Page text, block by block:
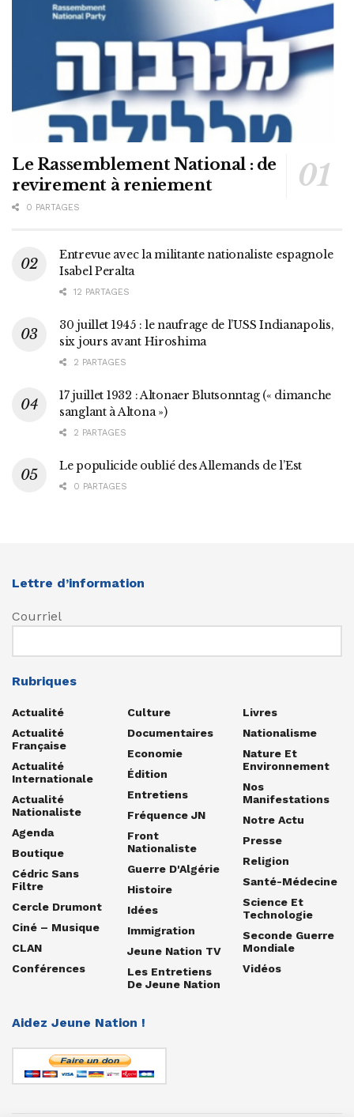
Le Rassemblement National : de
revirement à reniement
0 PARTAGES
Entrevue avec la militante nationaliste espagnole
Isabel Peralta
12 PARTAGES
30 juillet 1945 : le naufrage de l’USS Indianapolis,
six jours avant Hiroshima
2 PARTAGES
17 juillet 1932 : Altonaer Blutsonntag (« dimanche
sanglant à Altona »)
2 PARTAGES
Le populicide oublié des Allemands de l’Est
0 PARTAGES
Lettre d’information
Courriel
Rubriques
Actualité
Actualité
Française
Actualité
Internationale
Actualité
Nationaliste
Agenda
Boutique
Cédric Sans
Filtre
Cercle Drumont
Ciné – Musique
CLAN
Conférences
Culture
Documentaires
Economie
Édition
Entretiens
Fréquence JN
Front
Nationaliste
Guerre D'Algérie
Histoire
Idées
Immigration
Jeune Nation TV
Les Entretiens
De Jeune Nation
Livres
Nationalisme
Nature Et
Environnement
Nos
Manifestations
Notre Actu
Presse
Religion
Santé-Médecine
Science Et
Technologie
Seconde Guerre
Mondiale
Vidéos
Aidez Jeune Nation !